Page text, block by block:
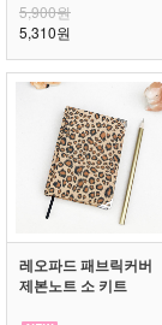
5,900원
5,310원
레오파드 패브릭커버
제본노트 소 키트